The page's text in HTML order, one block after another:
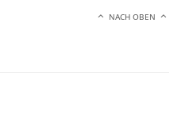
NACH OBEN